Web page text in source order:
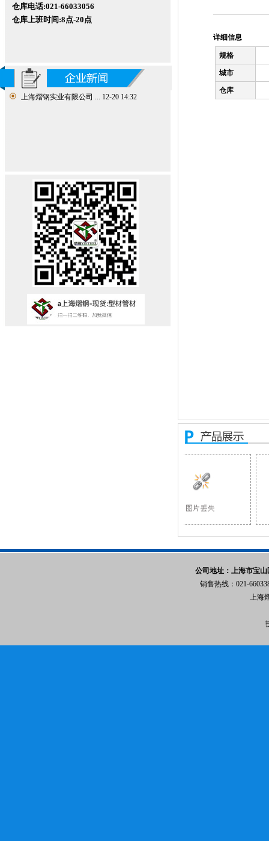
仓库电话:021-66033056
仓库上班时间:8点-20点
上海熠钢实业有限公司 ... 12-20 14:32
详细信息
规格
城市
仓库
公司地址：上海市宝
销售热线：021-
上海